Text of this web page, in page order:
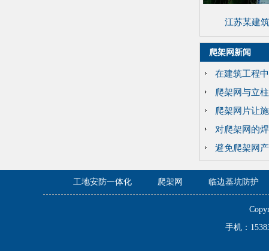
江苏某建
爬架网新闻
在建筑工程
爬架网与立
爬架网片让
对爬架网的
避免爬架网
工地安防一体化 爬架网 临边基坑防护
手机：